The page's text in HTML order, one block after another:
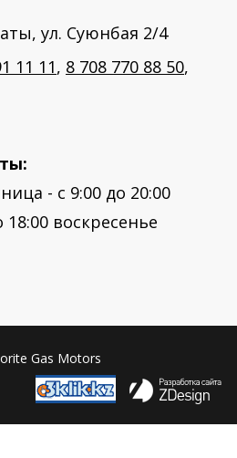
ул. Суюнбая 2/4
11 11, 8 708 770 88 50,
- с 9:00 до 20:00
18:00 воскресенье
Gas Motors